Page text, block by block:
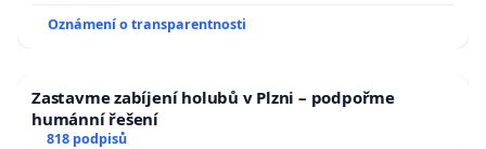
Oznámení o transparentnosti
Zastavme zabíjení holubů v Plzni – podpořme
humánní řešení
818 podpisů